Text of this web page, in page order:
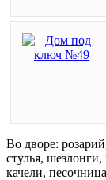
Во дворе:
стулья,
качели,